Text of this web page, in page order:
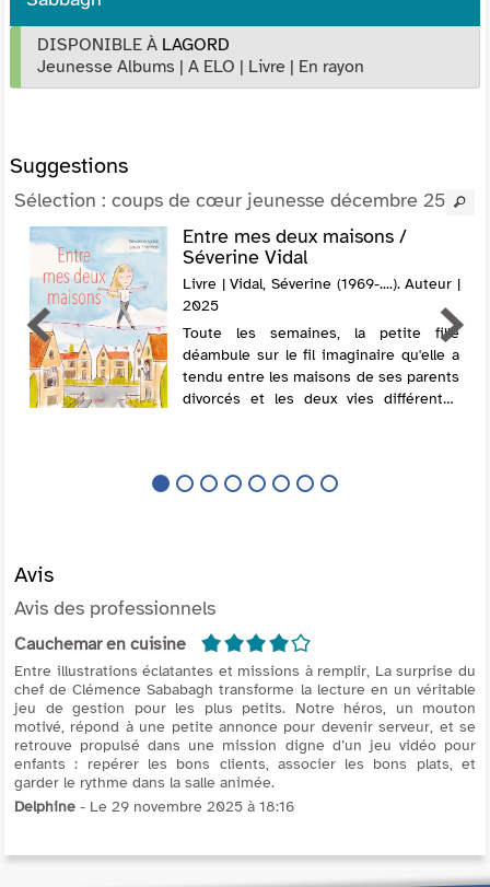
DISPONIBLE À LAGORD
Jeunesse Albums | A ELO | Livre | En rayon
Suggestions
Sélection : coups de cœur jeunesse décembre 25
Entre mes deux maisons /
Séverine Vidal
Livre | Vidal, Séverine (1969-....). Auteur |
2025
Toute les semaines, la petite fille
déambule sur le fil imaginaire qu'elle a
tendu entre les maisons de ses parents
divorcés et les deux vies différentes
Avis
Avis des professionnels
Cauchemar en cuisine 4/5
Entre illustrations éclatantes et missions à remplir, La surprise du
chef de Clémence Sababagh transforme la lecture en un véritable
jeu de gestion pour les plus petits. Notre héros, un mouton
motivé, répond à une petite annonce pour devenir serveur, et se
retrouve propulsé dans une mission digne d’un jeu vidéo pour
enfants : repérer les bons clients, associer les bons plats, et
garder le rythme dans la salle animée.
Delphine - Le 29 novembre 2025 à 18:16